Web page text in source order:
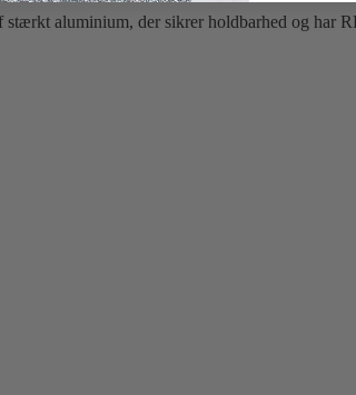
aluminium, der sikrer holdbarhed og har